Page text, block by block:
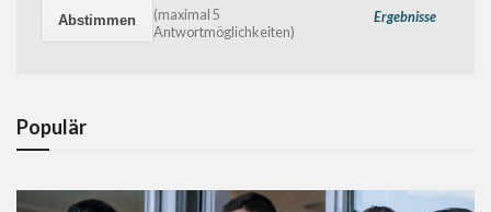
Ergebnisse
(maximal 5
Antwortmöglichkeiten)
Populär